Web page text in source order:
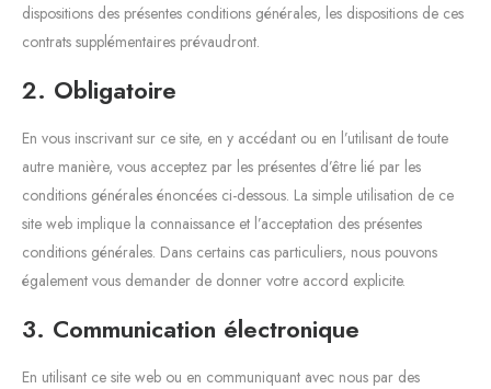
dispositions des présentes conditions générales, les dispositions de ces
contrats supplémentaires prévaudront.
2. Obligatoire
En vous inscrivant sur ce site, en y accédant ou en l’utilisant de toute
autre manière, vous acceptez par les présentes d’être lié par les
conditions générales énoncées ci-dessous. La simple utilisation de ce
site web implique la connaissance et l’acceptation des présentes
conditions générales. Dans certains cas particuliers, nous pouvons
également vous demander de donner votre accord explicite.
3. Communication électronique
En utilisant ce site web ou en communiquant avec nous par des